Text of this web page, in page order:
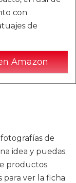
con
de
Amazon
de
idea y puedas
productos.
para ver la ficha